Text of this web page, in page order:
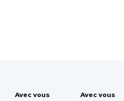
Avec vous
Avec vous